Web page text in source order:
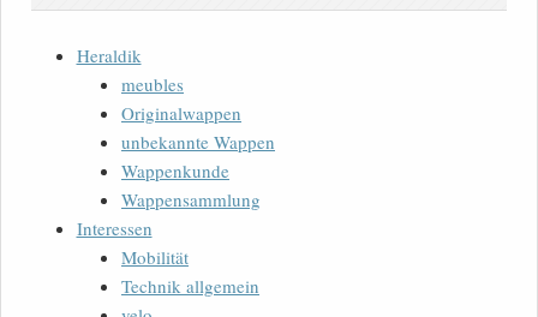
Heraldik
meubles
Originalwappen
unbekannte Wappen
Wappenkunde
Wappensammlung
Interessen
Mobilität
Technik allgemein